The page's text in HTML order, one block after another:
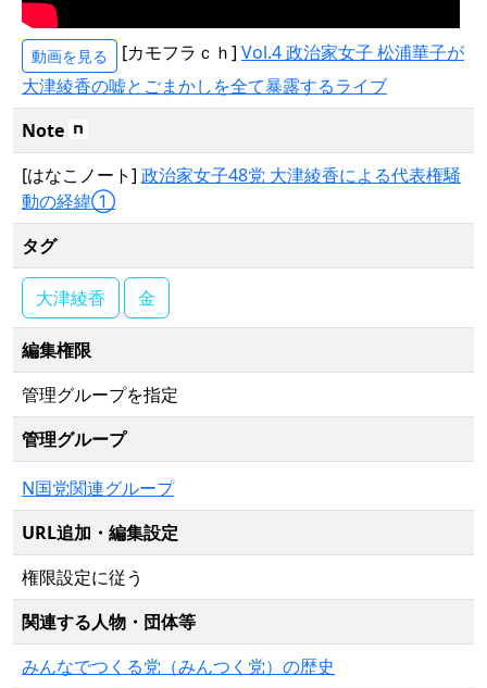
動画を見る [カモフラｃｈ] Vol.4 政治家女子 松浦華子が
大津綾香の嘘とごまかしを全て暴露するライブ
Note
[はなこノート] 政治家女子48党 大津綾香による代表権騒
動の経緯①
タグ
大津綾香 金
編集権限
管理グループを指定
管理グループ
N国党関連グループ
URL追加・編集設定
権限設定に従う
関連する人物・団体等
みんなでつくる党（みんつく党）の歴史